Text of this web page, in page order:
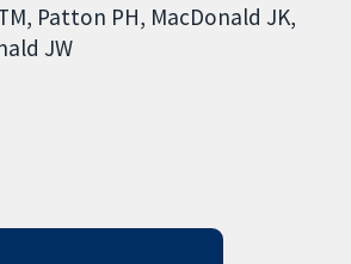
Patton PH MacDonald JK
JW